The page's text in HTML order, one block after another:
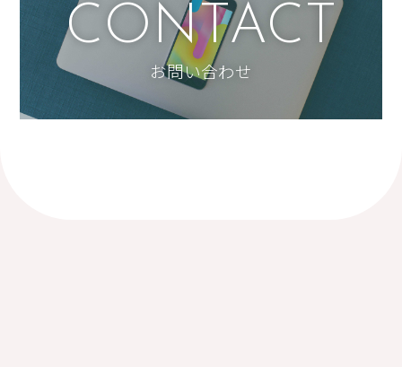
CONTACT
お問い合わせ